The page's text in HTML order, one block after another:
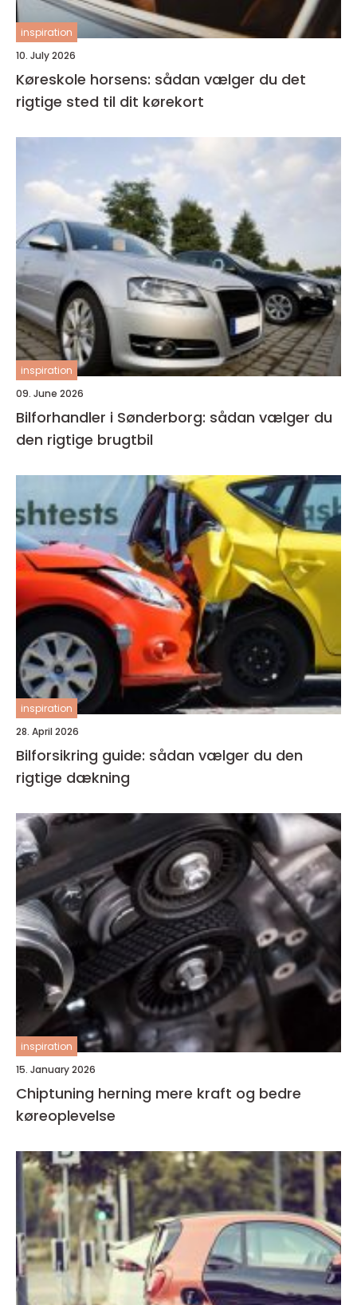
inspiration
10. July 2026
Køreskole horsens: sådan vælger du det
rigtige sted til dit kørekort
inspiration
09. June 2026
Bilforhandler i Sønderborg: sådan vælger du
den rigtige brugtbil
inspiration
28. April 2026
Bilforsikring guide: sådan vælger du den
rigtige dækning
inspiration
15. January 2026
Chiptuning herning mere kraft og bedre
køreoplevelse